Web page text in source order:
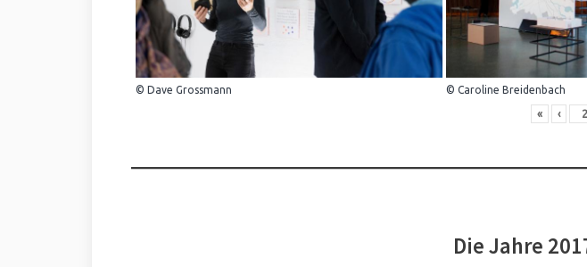
© Dave Grossmann © Caroline Breidenbach
« ‹
Die Jahre